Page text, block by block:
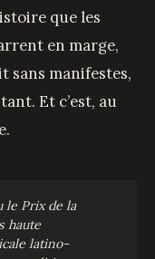
que les
en marge,
sans manifestes,
Et c’est, au
le Prix de la
haute
latino-